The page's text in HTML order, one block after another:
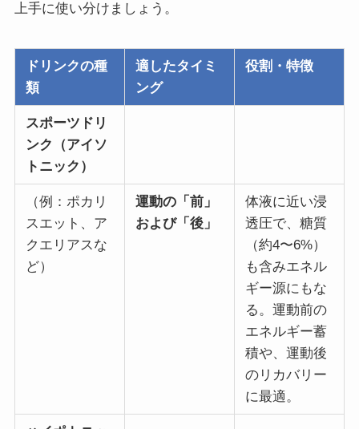
上手に使い分けましょう。
ドリンクの種
類
適したタイミ
ング
役割・特徴
スポーツドリ
ンク（アイソ
トニック）
（例：ポカリ
スエット、ア
クエリアスな
ど）
運動の「前」
および「後」
体液に近い浸
透圧で、糖質
（約4〜6%）
も含みエネル
ギー源にもな
る。運動前の
エネルギー蓄
積や、運動後
のリカバリー
に最適。